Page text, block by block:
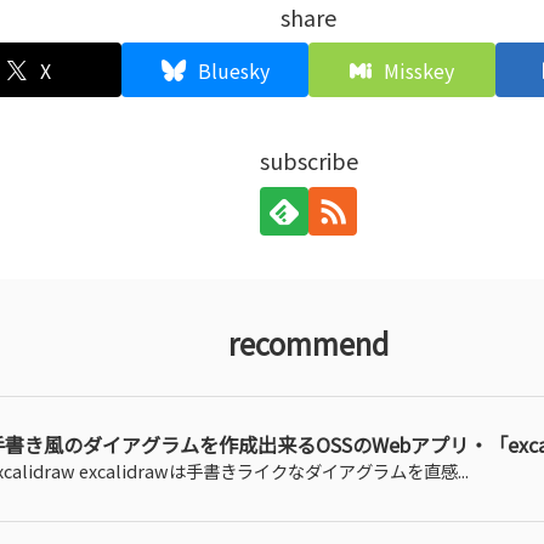
share
X Bluesky Misskey
subscribe
recommend
き風のダイアグラムを作成出来るOSSのWebアプリ・「
excalidrawは手書きライクなダイアグラムを直感...